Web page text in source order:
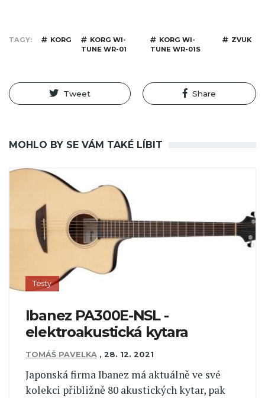
TAGY KORG
KORG WI-
TUNE WR-01
KORG WI-
TUNE WR-01S
ZVUK
Tweet Share
MOHLO BY SE VÁM TAKÉ LÍBIT
Testy
Ibanez PA300E-NSL -
elektroakustická kytara
TOMÁŠ PAVELKA , 28. 12. 2021
Japonská firma Ibanez má aktuálně ve své
kolekci přibližně 80 akustických kytar, pak